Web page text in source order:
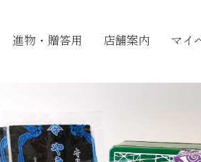
進物・贈答用 店舗案内 マイ